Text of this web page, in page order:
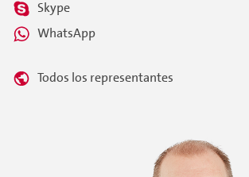
Skype
WhatsApp
Todos los representantes